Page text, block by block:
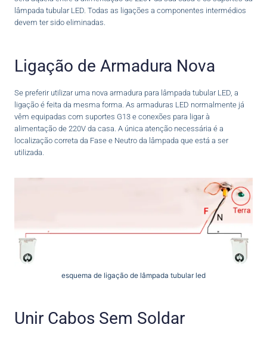
lâmpada tubular LED. Todas as ligações a componentes intermédios
devem ter sido eliminadas.
Ligação de Armadura Nova
Se preferir utilizar uma nova armadura para lâmpada tubular LED, a
ligação é feita da mesma forma. As armaduras LED normalmente já
vêm equipadas com suportes G13 e conexões para ligar à
alimentação de 220V da casa. A única atenção necessária é a
localização correta da Fase e Neutro da lâmpada que está a ser
utilizada.
esquema de ligação de lâmpada tubular led
Unir Cabos Sem Soldar